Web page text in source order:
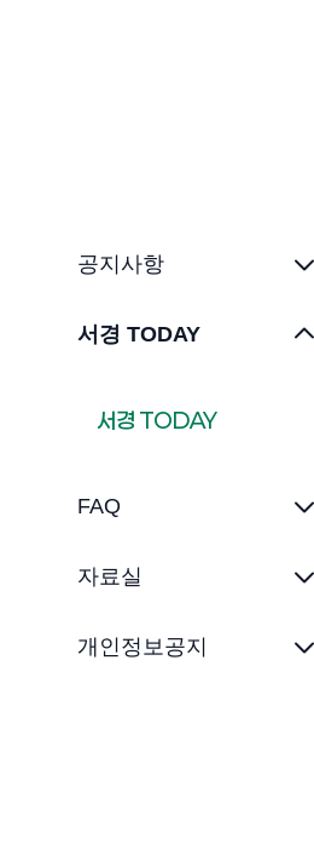
공지사항
서경 TODAY
서경 TODAY
FAQ
자료실
개인정보공지